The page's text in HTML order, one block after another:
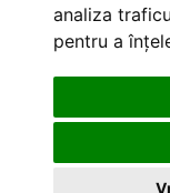
analiza
pentru a